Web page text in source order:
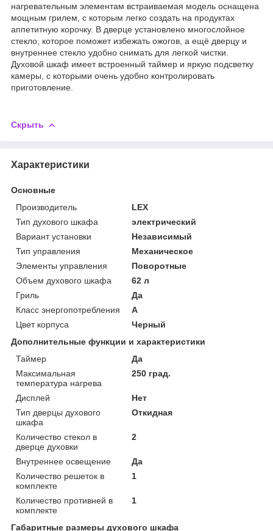
нагревательным элементам встраиваемая модель оснащена
мощным грилем, с которым легко создать на продуктах
аппетитную корочку. В дверце установлено многослойное
стекло, которое поможет избежать ожогов, а ещё дверцу и
внутреннее стекло удобно снимать для легкой чистки.
Духовой шкаф имеет встроенный таймер и яркую подсветку
камеры, с которыми очень удобно контролировать
приготовление.
Скрыть
Характеристики
Основные
Производитель
LEX
Тип духового шкафа
электрический
Вариант установки
Независимый
Тип управления
Механическое
Элементы управления
Поворотные
Объем духового шкафа
62 л
Гриль
Да
Класс энергопотребления
A
Цвет корпуса
Черный
Дополнительные функции и характеристики
Таймер
Да
Максимальная
температура нагрева
250 град.
Дисплей
Нет
Тип дверцы духового
шкафа
Откидная
Количество стекол в
дверце духовки
2
Внутреннее освещение
Да
Количество решеток в
комплекте
1
Количество противней в
комплекте
1
Габаритные размеры духового шкафа